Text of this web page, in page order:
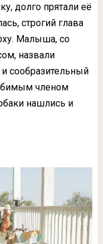
долго прятали её
строгий глава
Малыша, со
назвали
сообразительный
членом
нашлись и